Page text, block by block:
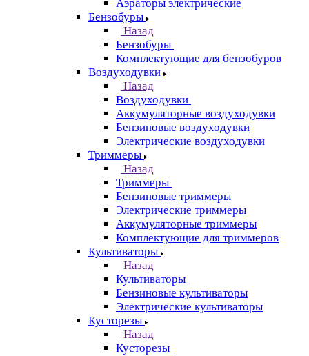
Аэраторы электрические
Бензобуры
Назад
Бензобуры
Комплектующие для бензобуров
Воздуходувки
Назад
Воздуходувки
Аккумуляторные воздуходувки
Бензиновые воздуходувки
Электрические воздуходувки
Триммеры
Назад
Триммеры
Бензиновые триммеры
Электрические триммеры
Аккумуляторные триммеры
Комплектующие для триммеров
Культиваторы
Назад
Культиваторы
Бензиновые культиваторы
Электрические культиваторы
Кусторезы
Назад
Кусторезы